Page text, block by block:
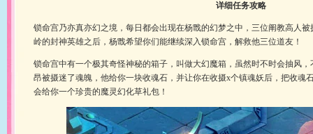
详细任务攻略
锁命宫乃亦真亦幻之境，每日都会出现在杨戬的幻梦之中，三位阐教高人
岭的封神英雄之后，杨戬希望你们能继续深入锁命宫，解救他三位道友！
锁命宫中有一个极其奇怪神秘的箱子，叫做大幻魔箱，虽然时不时会抽风
昂被摄迷了魂魄，他给你一块收魂石，并让你在收摄x个镇魂妖后，把收
会给你一个珍贵的魔灵幻化草礼包！